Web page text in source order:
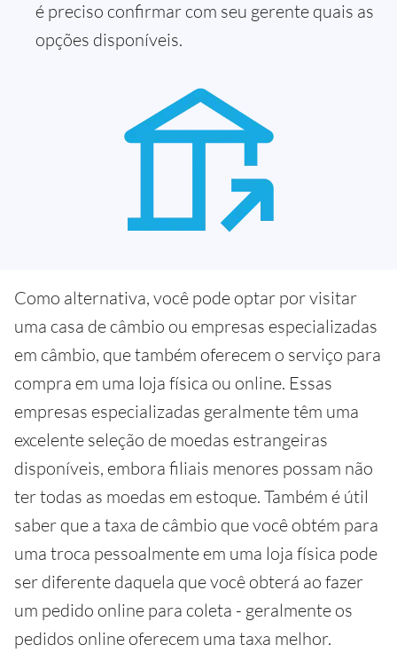
é preciso confirmar com seu gerente quais as
opções disponíveis.
Como alternativa, você pode optar por visitar
uma casa de câmbio ou empresas especializadas
em câmbio, que também oferecem o serviço para
compra em uma loja física ou online. Essas
empresas especializadas geralmente têm uma
excelente seleção de moedas estrangeiras
disponíveis, embora filiais menores possam não
ter todas as moedas em estoque. Também é útil
saber que a taxa de câmbio que você obtém para
uma troca pessoalmente em uma loja física pode
ser diferente daquela que você obterá ao fazer
um pedido online para coleta - geralmente os
pedidos online oferecem uma taxa melhor.